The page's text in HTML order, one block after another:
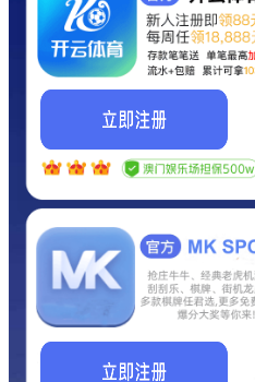
Hey
我们即
我们的网